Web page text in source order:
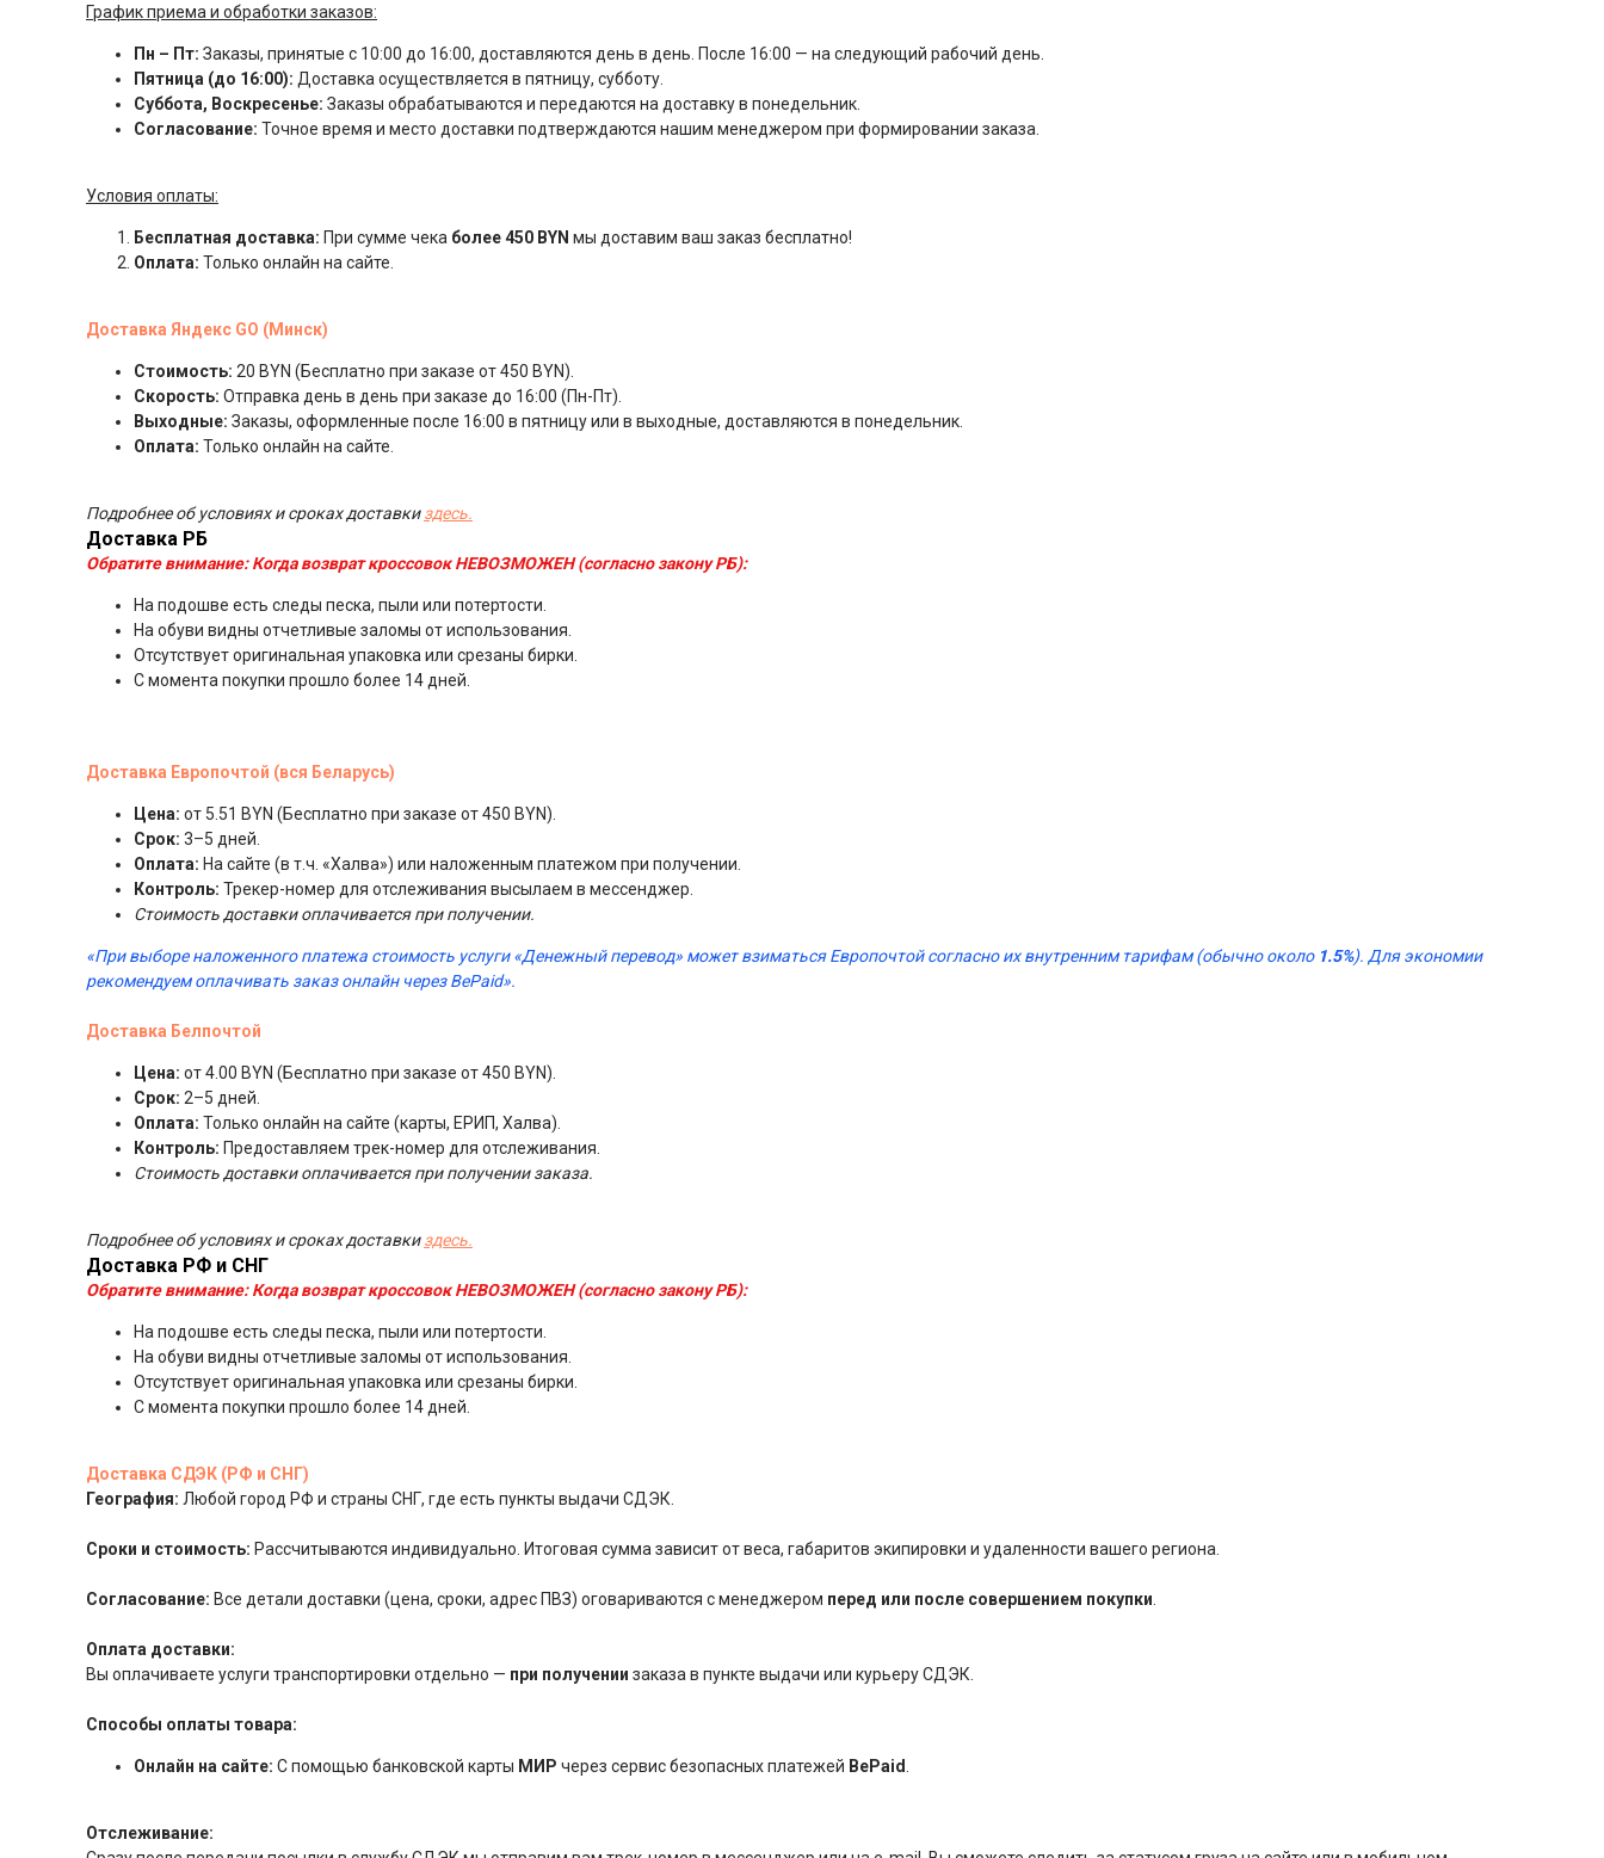
График приема и обработки заказов:
Пн – Пт: Заказы, принятые с 10:00 до 16:00, доставляются день в день. После 16:00 — на следующий рабочий день.
Пятница (до 16:00): Доставка осуществляется в пятницу, субботу.
Суббота, Воскресенье: Заказы обрабатываются и передаются на доставку в понедельник.
Согласование: Точное время и место доставки подтверждаются нашим менеджером при формировании заказа.
Условия оплаты:
Бесплатная доставка: При сумме чека более 450 BYN мы доставим ваш заказ бесплатно!
Оплата: Только онлайн на сайте.
Доставка Яндекс GO (Минск)
Стоимость: 20 BYN (Бесплатно при заказе от 450 BYN).
Скорость: Отправка день в день при заказе до 16:00 (Пн-Пт).
Выходные: Заказы, оформленные после 16:00 в пятницу или в выходные, доставляются в понедельник.
Оплата: Только онлайн на сайте.
Подробнее об условиях и сроках доставкиздесь.
Доставка РБ
Обратите внимание:Когда возврат кроссовок НЕВОЗМОЖЕН (согласно закону РБ):
На подошве есть следы песка, пыли или потертости.
На обуви видны отчетливые заломы от использования.
Отсутствует оригинальная упаковка или срезаны бирки.
С момента покупки прошло более 14 дней.
Доставка Европочтой (вся Беларусь)
Цена: от 5.51 BYN (Бесплатно при заказе от 450 BYN).
Срок: 3–5 дней.
Оплата: На сайте (в т.ч. «Халва») или наложенным платежом при получении.
Контроль: Трекер-номер для отслеживания высылаем в мессенджер.
Стоимость доставки оплачивается при получении.
«При выборе наложенного платежа стоимость услуги «Денежный перевод» может взиматься Европочтой согласно их внутренним тарифам (обычно около 1.5%). Для экономии
рекомендуем оплачивать заказ онлайн через BePaid».
Доставка Белпочтой
Цена: от 4.00 BYN (Бесплатно при заказе от 450 BYN).
Срок: 2–5 дней.
Оплата: Только онлайн на сайте (карты, ЕРИП, Халва).
Контроль: Предоставляем трек-номер для отслеживания.
Стоимость доставки оплачивается при получении заказа.
Подробнее об условиях и сроках доставкиздесь.
Доставка РФ и СНГ
Обратите внимание:Когда возврат кроссовок НЕВОЗМОЖЕН (согласно закону РБ):
На подошве есть следы песка, пыли или потертости.
На обуви видны отчетливые заломы от использования.
Отсутствует оригинальная упаковка или срезаны бирки.
С момента покупки прошло более 14 дней.
Доставка СДЭК (РФ и СНГ)
География: Любой город РФ и страны СНГ, где есть пункты выдачи СДЭК.
Сроки и стоимость: Рассчитываются индивидуально. Итоговая сумма зависит от веса, габаритов экипировки и удаленности вашего региона.
Согласование: Все детали доставки (цена, сроки, адрес ПВЗ) оговариваются с менеджером перед или после совершением покупки
Оплата доставки:
Вы оплачиваете услуги транспортировки отдельно — при получении заказа в пункте выдачи или курьеру СДЭК.
Способы оплаты товара:
Онлайн на сайте: С помощью банковской карты МИР через сервис безопасных платежей BePaid
Отслеживание: